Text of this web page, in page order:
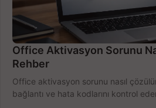
Office Aktivasyon Sorunu
Rehber
Office aktivasyon sorunu nasıl
bağlantı ve hata kodlarını kontrol